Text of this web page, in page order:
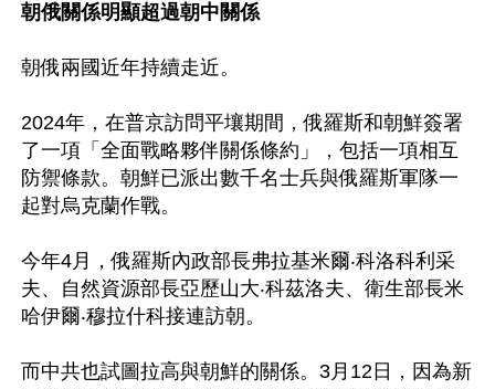
朝俄關係明顯超過朝中關係
朝俄兩國近年持續走近。
2024年，在普京訪問平壤期間，俄羅斯和朝鮮簽署
了一項「全面戰略夥伴關係條約」，包括一項相互
防禦條款。朝鮮已派出數千名士兵與俄羅斯軍隊一
起對烏克蘭作戰。
今年4月，俄羅斯內政部長弗拉基米爾‧科洛科利采
夫、自然資源部長亞歷山大‧科茲洛夫、衛生部長米
哈伊爾‧穆拉什科接連訪朝。
而中共也試圖拉高與朝鮮的關係。3月12日，因為新